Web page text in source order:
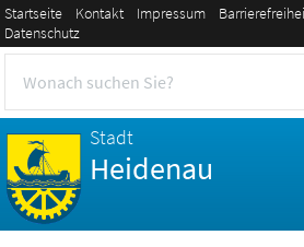
Startseite Kontakt Impressum
Datenschutz
Stadt
Heidenau